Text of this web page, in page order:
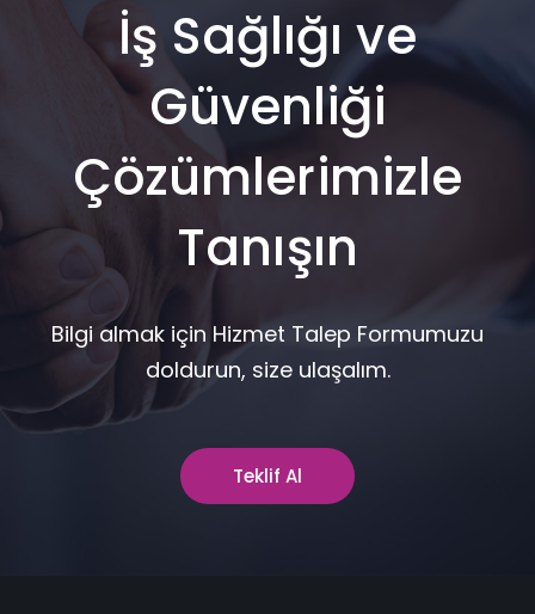
İş Sağlığı ve
Güvenliği
Çözümlerimizle
Tanışın
Bilgi almak için Hizmet Talep Formumuzu
doldurun, size ulaşalım.
Teklif Al